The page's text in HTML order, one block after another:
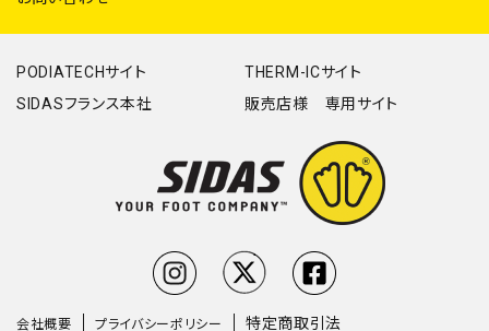
PODIATECHサイト
THERM-ICサイト
SIDASフランス本社
販売店様 専用サイト
会社概要 プライバシーポリシー 特定商取引法